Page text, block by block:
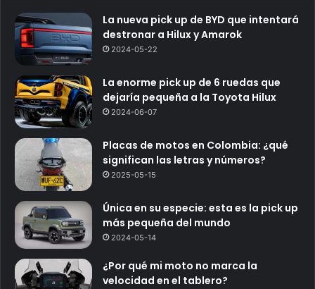
La nueva pick up de BYD que intentará
destronar a Hilux y Amarok
2024-05-22
La enorme pick up de 6 ruedas que
dejaría pequeña a la Toyota Hilux
2024-06-07
Placas de motos en Colombia: ¿qué
significan las letras y números?
2025-05-15
Única en su especie: esta es la pick up
más pequeña del mundo
2024-05-14
¿Por qué mi moto no marca la
velocidad en el tablero?